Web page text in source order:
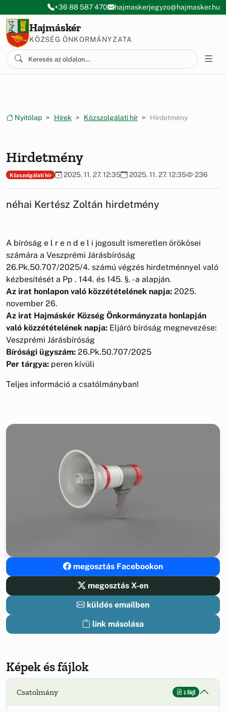
Ugrás a menüre
Ugrás a tartalomra
+36 88 587 470 hajmaskerjegyzo@hajmasker.hu
Hajmáskér
KÖZSÉG ÖNKORMÁNYZATA
Nyitólap Hírek Közszolgálati hír Hirdetmény
Hirdetmény
Közszolgálati hír 2025. 11. 27. 12:35 2025. 11. 27. 12:35 236
néhai Kertész Zoltán hirdetmény
A bíróság e l r e n d e l i jogosult ismeretlen örökösei
számára a Veszprémi Járásbíróság
26.Pk.50.707/2025/4. számú végzés hirdetménnyel való
kézbesítését a Pp . 144. és 145. §. - a alapján.
Az irat honlapon való közzétételének napja: 2025.
november 26.
Az irat Hajmáskér Község Önkormányzata honlapján
való közzétételének napja: Eljáró bíróság megnevezése:
Veszprémi Járásbíróság
Bírósági ügyszám: 26.Pk.50.707/2025
Per tárgya: peren kívüli
Teljes információ a csatólmányban!
megosztás Facebookon
megosztás X-en
küldés emailben
link másolása
Képek és fájlok
Csatolmány 1 fájl